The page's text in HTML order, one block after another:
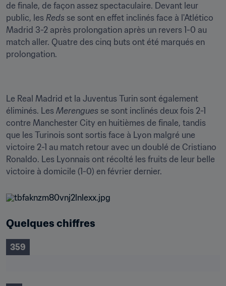
de finale, de façon assez spectaculaire. Devant leur
public, les Reds se sont en effet inclinés face à l'Atlético
Madrid 3-2 après prolongation après un revers 1-0 au
match aller. Quatre des cinq buts ont été marqués en
prolongation.
Le Real Madrid et la Juventus Turin sont également
éliminés. Les Merengues se sont inclinés deux fois 2-1
contre Manchester City en huitièmes de finale, tandis
que les Turinois sont sortis face à Lyon malgré une
victoire 2-1 au match retour avec un doublé de Cristiano
Ronaldo. Les Lyonnais ont récolté les fruits de leur belle
victoire à domicile (1-0) en février dernier.
Quelques chiffres
359